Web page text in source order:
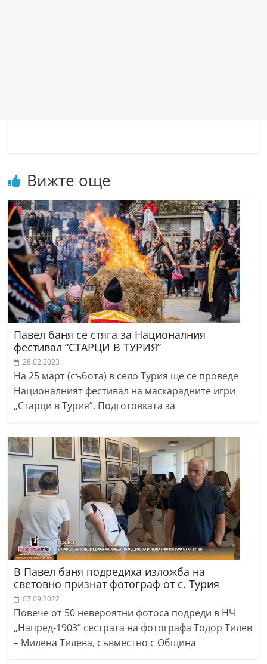
Вижте още
Павел баня се стяга за Националния
фестивал “СТАРЦИ В ТУРИЯ”
28.02.2023
На 25 март (събота) в село Турия ще се проведе
Националният фестивал на маскарадните игри
„Старци в Турия”. Подготовката за
В Павел баня подредиха изложба на
световно признат фотограф от с. Турия
07.09.2022
Повече от 50 невероятни фотоса подреди в НЧ
„Напред-1903” сестрата на фотографа Тодор Тилев
– Милена Тилева, съвместно с Община